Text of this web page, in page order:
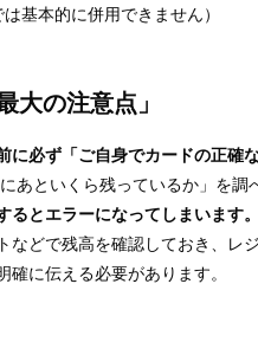
基本的に併用できません）
大の注意点」
に必ず「ご自身でカードの正確
あといくら残っているか」を調
とエラーになってしまいます。
などで残高を確認しておき、レ
確に伝える必要があります。